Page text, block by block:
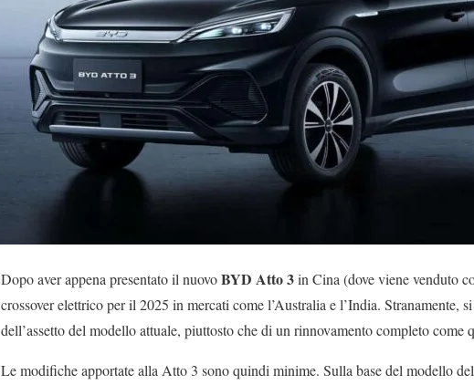
Dopo aver appena presentato il nuovoBYD Atto 3in Cina (dove viene venduto
crossover elettrico per il 2025 in mercati come l’Australia e l’India. Stranamente,
dell’assetto del modello attuale, piuttosto che di un rinnovamento completo come
Le modifiche apportate alla Atto 3 sono quindi minime. Sulla base del modello